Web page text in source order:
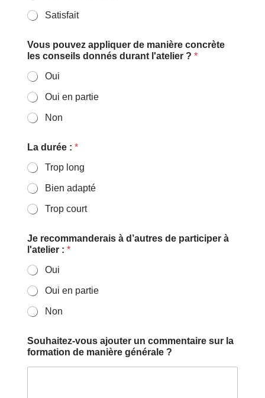
Satisfait
Vous pouvez appliquer de manière concrète
les conseils donnés durant l'atelier ? *
Oui
Oui en partie
Non
La durée : *
Trop long
Bien adapté
Trop court
Je recommanderais à d’autres de participer à
l'atelier : *
Oui
Oui en partie
Non
Souhaitez-vous ajouter un commentaire sur la
formation de manière générale ?